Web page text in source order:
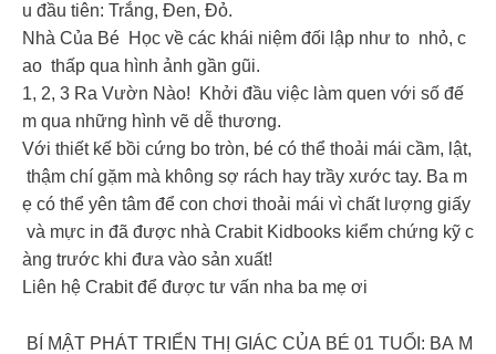
u đầu tiên: Trắng, Đen, Đỏ.
Nhà Của Bé Học về các khái niệm đối lập như to nhỏ, c
ao thấp qua hình ảnh gần gũi.
1, 2, 3 Ra Vườn Nào! Khởi đầu việc làm quen với số đế
m qua những hình vẽ dễ thương.
Với thiết kế bồi cứng bo tròn, bé có thể thoải mái cầm, lật,
thậm chí gặm mà không sợ rách hay trầy xước tay. Ba m
ẹ có thể yên tâm để con chơi thoải mái vì chất lượng giấy
và mực in đã được nhà Crabit Kidbooks kiểm chứng kỹ c
àng trước khi đưa vào sản xuất!
Liên hệ Crabit để được tư vấn nha ba mẹ ơi ️
BÍ MẬT PHÁT TRIỂN THỊ GIÁC CỦA BÉ 01 TUỔI: BA M